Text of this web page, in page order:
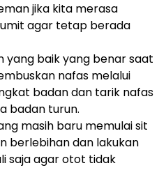
jika kita merasa
agar tetap berada
yang baik yang benar saat
nafas melalui
badan dan tarik nafas
badan turun.
masih baru memulai sit
berlebihan dan lakukan
saja agar otot tidak